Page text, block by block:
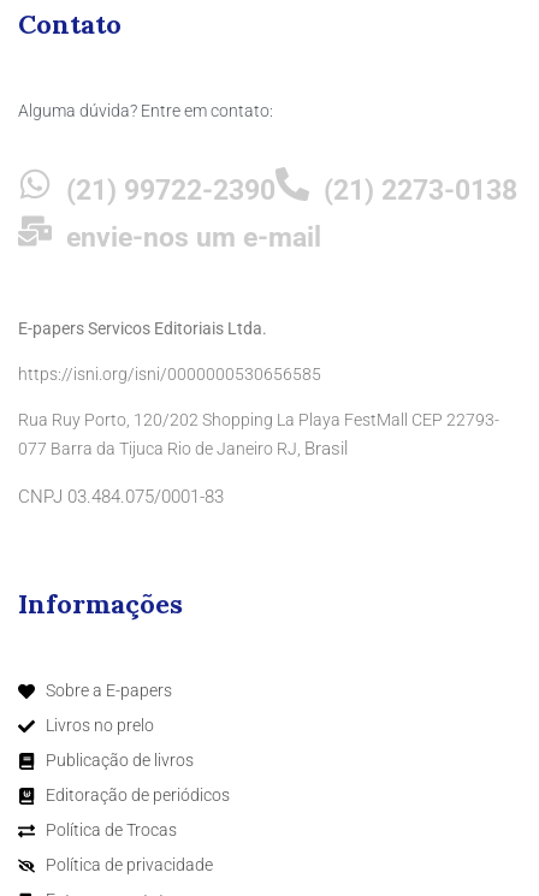
Contato
Alguma dúvida? Entre em contato:
(21) 99722-2390
(21) 2273-0138
envie-nos um e-mail
E-papers Servicos Editoriais Ltda.
https://isni.org/isni/0000000530656585
Rua Ruy Porto, 120/202 Shopping La Playa FestMall CEP 22793-
077 Barra da Tijuca Rio de Janeiro RJ, Brasil
CNPJ 03.484.075/0001-83
Informações
Sobre a E-papers
Livros no prelo
Publicação de livros
Editoração de periódicos
Política de Trocas
Política de privacidade